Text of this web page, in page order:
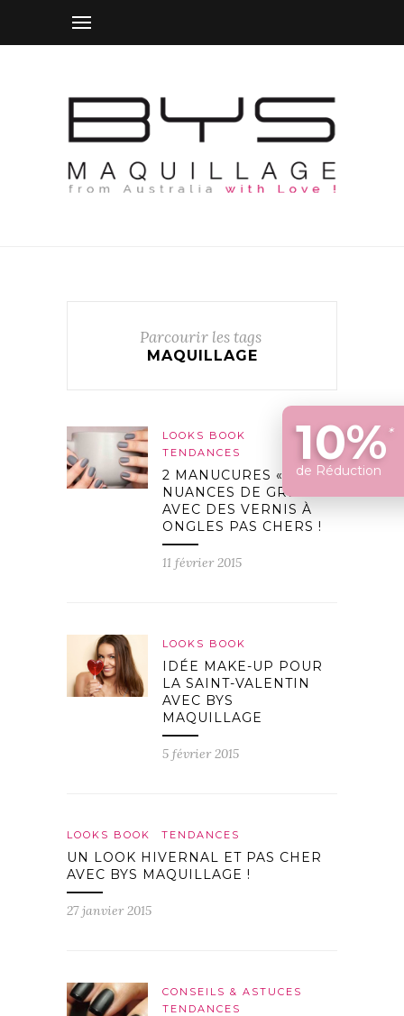
Parcourir les tags
MAQUILLAGE
LOOKS BOOK
TENDANCES
2 MANUCURES « 50
NUANCES DE GREY »
AVEC DES VERNIS À
ONGLES PAS CHERS !
11 février 2015
LOOKS BOOK
IDÉE MAKE-UP POUR
LA SAINT-VALENTIN
AVEC BYS
MAQUILLAGE
5 février 2015
LOOKS BOOK TENDANCES
UN LOOK HIVERNAL ET PAS CHER
AVEC BYS MAQUILLAGE !
27 janvier 2015
CONSEILS & ASTUCES
TENDANCES
10%*
de Réduction